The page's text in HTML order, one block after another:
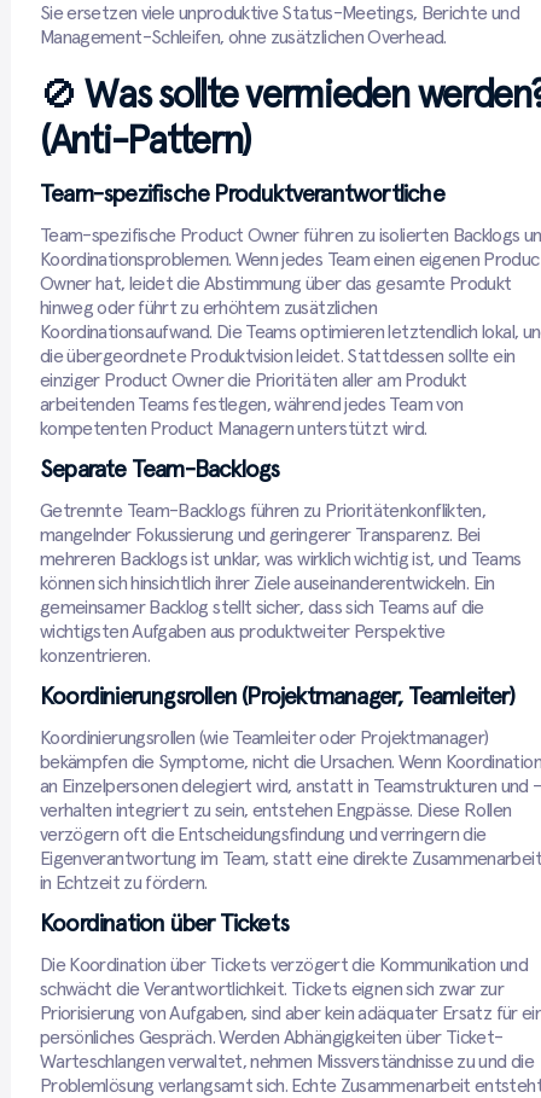
Sie ersetzen viele unproduktive Status-Meetings, Berichte und
Management-Schleifen, ohne zusätzlichen Overhead.
🚫 Was sollte vermieden
(Anti-Pattern)
Team-spezifische Produktverantwortliche
Team-spezifische Product Owner führen zu isolierten Backlogs
Koordinationsproblemen. Wenn jedes Team einen eigenen
Owner hat, leidet die Abstimmung über das gesamte Produkt
hinweg oder führt zu erhöhtem zusätzlichen
Koordinationsaufwand. Die Teams optimieren letztendlich lokal,
die übergeordnete Produktvision leidet. Stattdessen sollte ein
einziger Product Owner die Prioritäten aller am Produkt
arbeitenden Teams festlegen, während jedes Team von
kompetenten Product Managern unterstützt wird.
Separate Team-Backlogs
Getrennte Team-Backlogs führen zu Prioritätenkonflikten,
mangelnder Fokussierung und geringerer Transparenz. Bei
mehreren Backlogs ist unklar, was wirklich wichtig ist, und Teams
können sich hinsichtlich ihrer Ziele auseinanderentwickeln. Ein
gemeinsamer Backlog stellt sicher, dass sich Teams auf die
wichtigsten Aufgaben aus produktweiter Perspektive
konzentrieren.
Koordinierungsrollen (Projektmanager, Teamleiter)
Koordinierungsrollen (wie Teamleiter oder Projektmanager)
bekämpfen die Symptome, nicht die Ursachen. Wenn Koordination
an Einzelpersonen delegiert wird, anstatt in Teamstrukturen und -
verhalten integriert zu sein, entstehen Engpässe. Diese Rollen
verzögern oft die Entscheidungsfindung und verringern die
Eigenverantwortung im Team, statt eine direkte Zusammenarbeit
in Echtzeit zu fördern.
Koordination über Tickets
Die Koordination über Tickets verzögert die Kommunikation und
schwächt die Verantwortlichkeit. Tickets eignen sich zwar zur
Priorisierung von Aufgaben, sind aber kein adäquater Ersatz für
persönliches Gespräch. Werden Abhängigkeiten über Ticket-
Warteschlangen verwaltet, nehmen Missverständnisse zu und die
Problemlösung verlangsamt sich. Echte Zusammenarbeit